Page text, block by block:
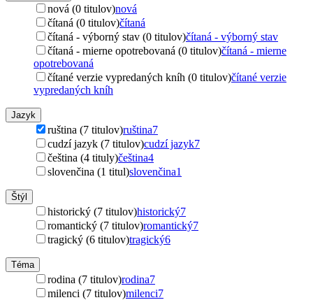
nová (0 titulov)nová
čítaná (0 titulov)čítaná
čítaná - výborný stav (0 titulov)čítaná - výborný stav
čítaná - mierne opotrebovaná (0 titulov)čítaná - mierne
opotrebovaná
čítané verzie vypredaných kníh (0 titulov)čítané verzie
vypredaných kníh
Jazyk
ruština (7 titulov)ruština7
cudzí jazyk (7 titulov)cudzí jazyk7
čeština (4 tituly)čeština4
slovenčina (1 titul)slovenčina1
Štýl
historický (7 titulov)historický7
romantický (7 titulov)romantický7
tragický (6 titulov)tragický6
Téma
rodina (7 titulov)rodina7
milenci (7 titulov)milenci7